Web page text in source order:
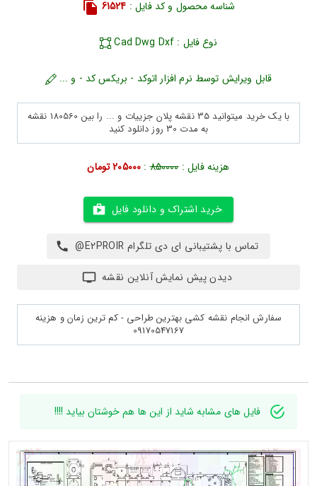
شناسه محصول و کد فایل : 61524
نوع فایل : Cad Dwg Dxf
قابل ویرایش توسط نرم افزار اتوکد - بریکس کد - و ...
با یک خرید میتوانید 35 نقشه پلان جزییات و ... را بین 180560 نقشه
به مدت 30 روز دانلود کنید
هزینه فایل :850000
: 205000 تومان
خرید اشتراک و دانلود فایل
تماس با پشتیبانی ای دی تلگرام E2PROIR@
دیدن پیش نمایش آنلاین نقشه
سفارش انجام نقشه کشی بهترین طراحی - کم ترین زمان و هزینه
09170547167
فایل های مشابه شاید از این ها هم خوشتان بیاید !!!!